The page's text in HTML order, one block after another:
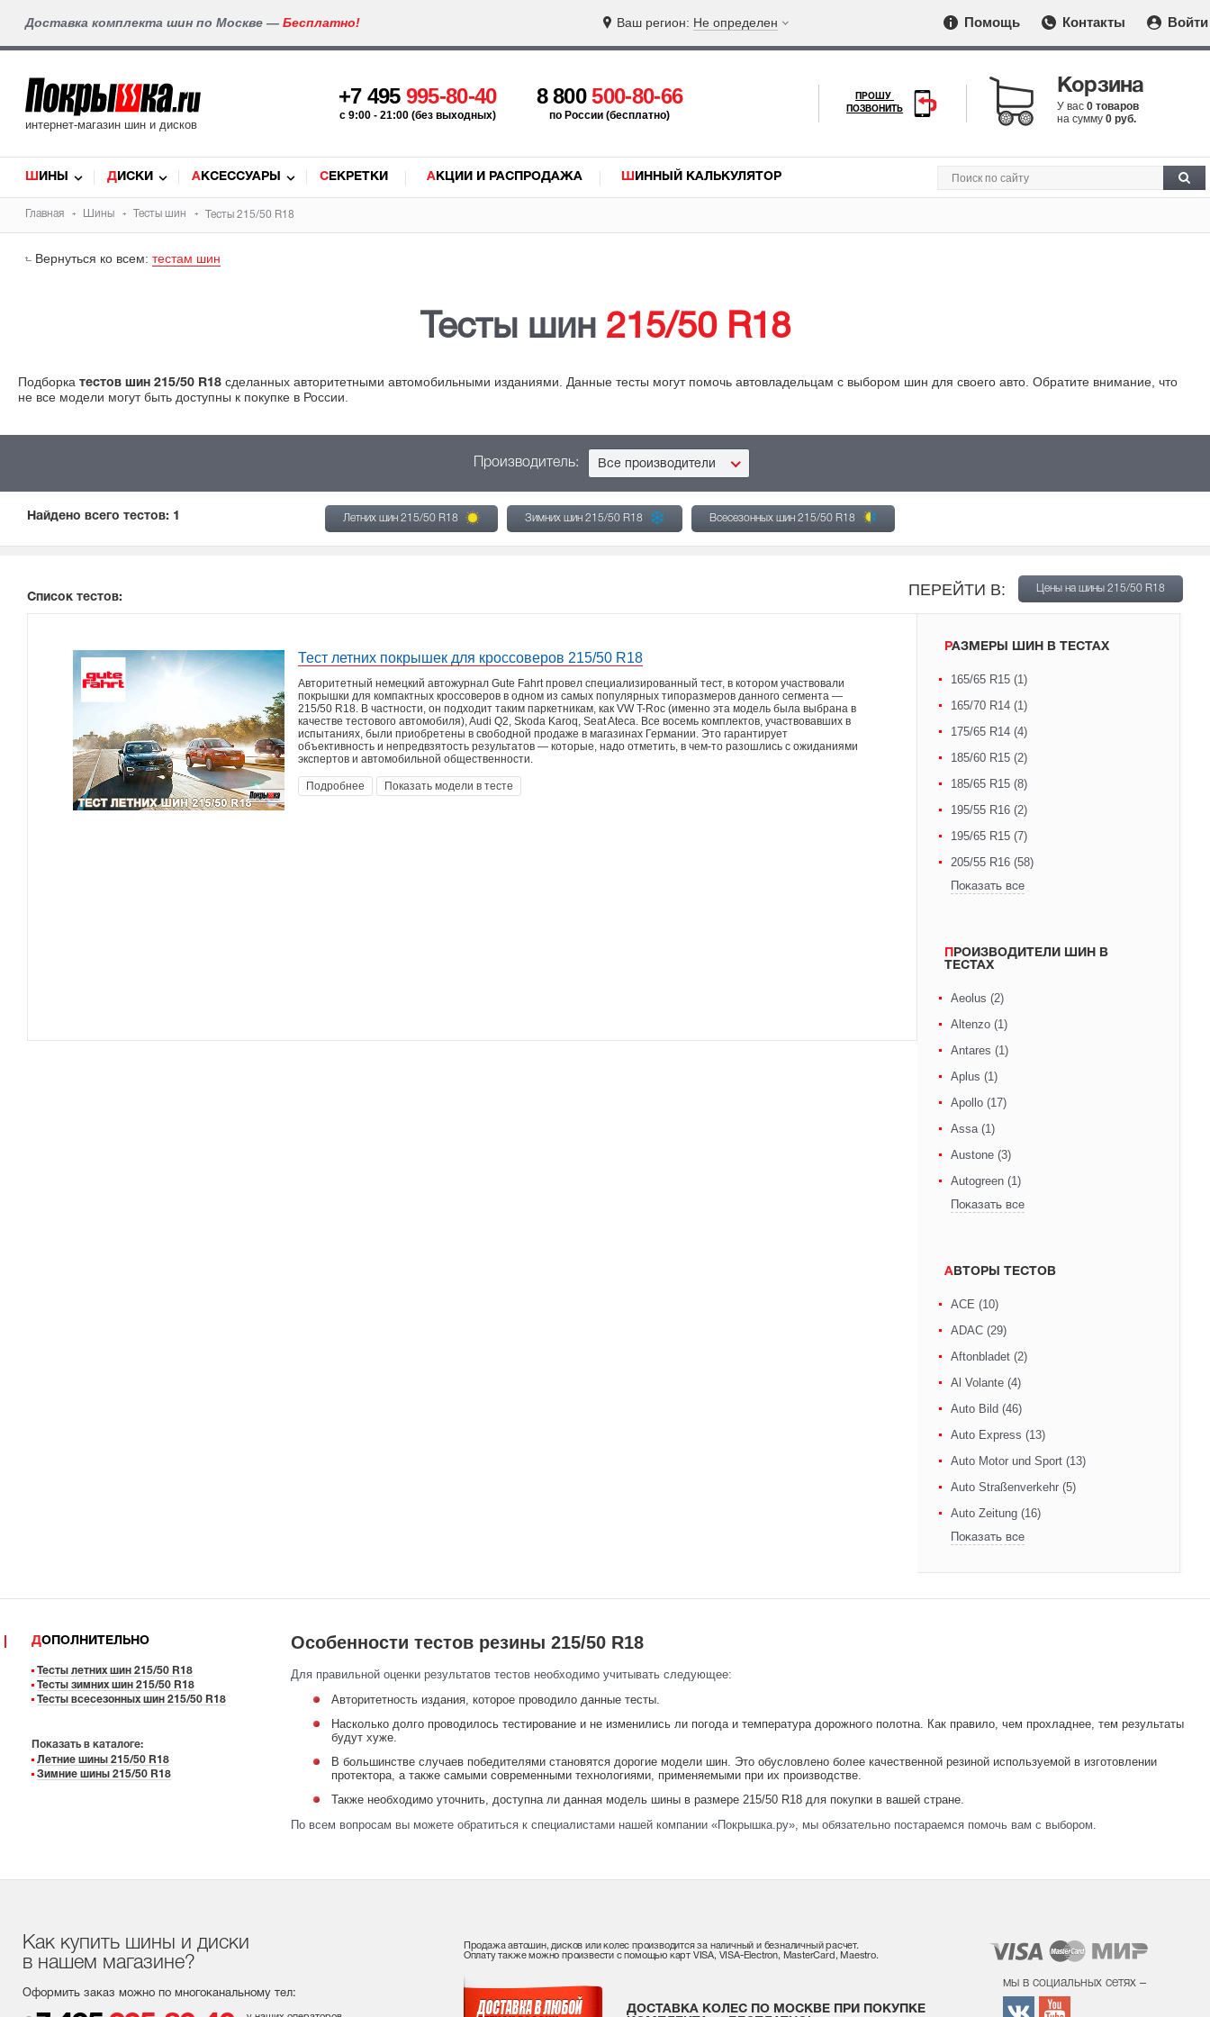
Доставка комплекта шин по Москве — Бесплатно! Ваш регион: Не определен Помощь Контакты Войти
интернет-магазин шин и дисков
+7 495 995-80-40
c 9:00 - 21:00 (без выходных)
8 800500-80-66
по России (бесплатно)
ПРОШУ
ПОЗВОНИТЬ
Корзина
У вас 0 товаров
на сумму 0 руб.
ШИНЫ ДИСКИ АКСЕССУАРЫ СЕКРЕТКИ АКЦИИ И РАСПРОДАЖА ШИННЫЙ КАЛЬКУЛЯТОР
Главная Шины Тесты шин Тесты 215/50 R18
Вернуться ко всем: тестам шин
Тесты шин 215/50 R18
Подборка тестов шин 215/50 R18 сделанных авторитетными автомобильными изданиями. Данные тесты могут помочь автовладельцам с выбором шин для своего авто. Обратите внимание, что
не все модели могут быть доступны к покупке в России.
Производитель: Все производители
Найдено всего тестов: 1 Летних шин 215/50 R18 Зимних шин 215/50 R18 Всесезонных шин 215/50 R18
ПЕРЕЙТИ В: Цены на шины 215/50 R18
Список тестов:
Тест летних покрышек для кроссоверов 215/50 R18
Авторитетный немецкий автожурнал Gute Fahrt провел специализированный тест, в котором участвовали
покрышки для компактных кроссоверов в одном из самых популярных типоразмеров данного сегмента —
215/50 R18. В частности, он подходит таким паркетникам, как VW T-Roc (именно эта модель была выбрана в
качестве тестового автомобиля), Audi Q2, Skoda Karoq, Seat Ateca. Все восемь комплектов, участвовавших в
испытаниях, были приобретены в свободной продаже в магазинах Германии. Это гарантирует
объективность и непредвзятость результатов — которые, надо отметить, в чем-то разошлись с ожиданиями
экспертов и автомобильной общественности.
Подробнее Показать модели в тесте
РАЗМЕРЫ ШИН В ТЕСТАХ
165/65 R15 (1)
165/70 R14 (1)
175/65 R14 (4)
185/60 R15 (2)
185/65 R15 (8)
195/55 R16 (2)
195/65 R15 (7)
205/55 R16 (58)
Показать все
ПРОИЗВОДИТЕЛИ ШИН В
ТЕСТАХ
Aeolus (2)
Altenzo (1)
Antares (1)
Aplus (1)
Apollo (17)
Assa (1)
Austone (3)
Autogreen (1)
Показать все
АВТОРЫ ТЕСТОВ
ACE (10)
ADAC (29)
Aftonbladet (2)
Al Volante (4)
Auto Bild (46)
Auto Express (13)
Auto Motor und Sport (13)
Auto Straßenverkehr (5)
Auto Zeitung (16)
Показать все
ДОПОЛНИТЕЛЬНО
Тесты летних шин 215/50 R18
Тесты зимних шин 215/50 R18
Тесты всесезонных шин 215/50 R18
Показать в каталоге:
Летние шины 215/50 R18
Зимние шины 215/50 R18
Особенности тестов резины 215/50 R18
Для правильной оценки результатов тестов необходимо учитывать следующее:
Авторитетность издания, которое проводило данные тесты.
Насколько долго проводилось тестирование и не изменились ли погода и температура дорожного полотна. Как правило, чем прохладнее, тем результаты
будут хуже.
В большинстве случаев победителями становятся дорогие модели шин. Это обусловлено более качественной резиной используемой в изготовлении
протектора, а также самыми современными технологиями, применяемыми при их производстве.
Также необходимо уточнить, доступна ли данная модель шины в размере 215/50 R18 для покупки в вашей стране.
По всем вопросам вы можете обратиться к специалистами нашей компании «Покрышка.ру», мы обязательно постараемся помочь вам с выбором.
Как купить шины и диски
в нашем магазине?
Оформить заказ можно по многоканальному тел:
Продажа автошин, дисков или колес производится за наличный и безналичный расчет.
Оплату также можно произвести с помощью карт VISA, VISA-Electron, MasterCard, Maestro.
ДОСТАВКА КОЛЕС ПО МОСКВЕ ПРИ ПОКУПКЕ
мы в социальных сетях –